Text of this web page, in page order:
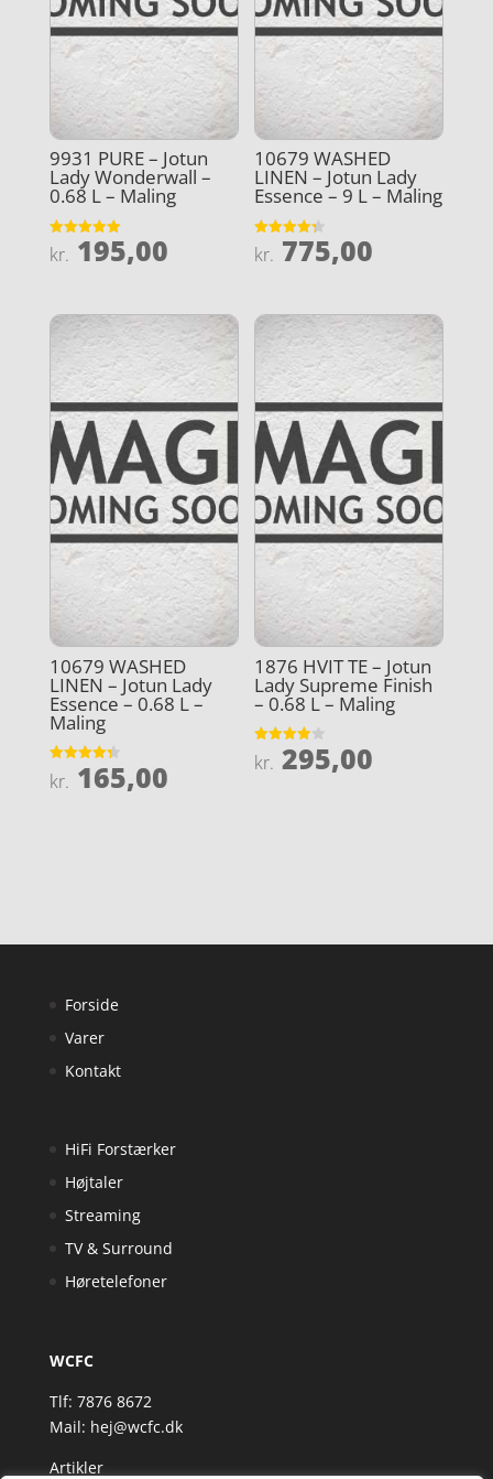
9931 PURE – Jotun
Lady Wonderwall –
0.68 L – Maling
Vurderet
5
kr. 195,00
10679 WASHED
LINEN – Jotun Lady
Essence – 9 L – Maling
Vurderet
4.3
kr. 775,00
10679 WASHED
LINEN – Jotun Lady
Essence – 0.68 L –
Maling
Vurderet
4.3
kr. 165,00
1876 HVIT TE – Jotun
Lady Supreme Finish
– 0.68 L – Maling
Vurderet
3.9
kr. 295,00
Forside
Varer
Kontakt
HiFi Forstærker
Højtaler
Streaming
TV & Surround
Høretelefoner
WCFC
Tlf: 7876 8672
Mail: hej@wcfc.dk
Artikler